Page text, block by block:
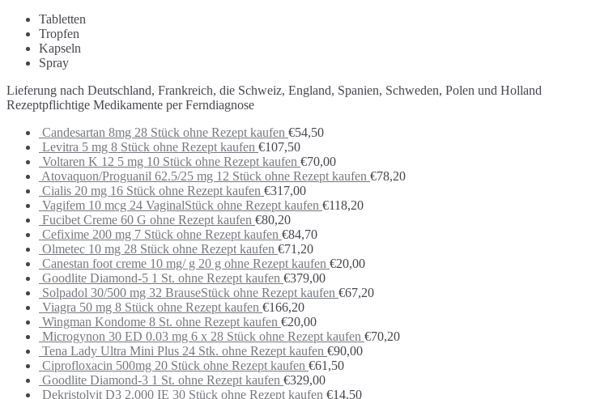
Tabletten
Tropfen
Kapseln
Spray
Lieferung nach Deutschland, Frankreich, die Schweiz, England, Spanien, Schweden, Polen und Holland
Rezeptpflichtige Medikamente per Ferndiagnose
Candesartan 8mg 28 Stück ohne Rezept kaufen €54,50
Levitra 5 mg 8 Stück ohne Rezept kaufen €107,50
Voltaren K 12 5 mg 10 Stück ohne Rezept kaufen €70,00
Atovaquon/Proguanil 62.5/25 mg 12 Stück ohne Rezept kaufen €78,20
Cialis 20 mg 16 Stück ohne Rezept kaufen €317,00
Vagifem 10 mcg 24 VaginalStück ohne Rezept kaufen €118,20
Fucibet Creme 60 G ohne Rezept kaufen €80,20
Cefixime 200 mg 7 Stück ohne Rezept kaufen €84,70
Olmetec 10 mg 28 Stück ohne Rezept kaufen €71,20
Canestan foot creme 10 mg/ g 20 g ohne Rezept kaufen €20,00
Goodlite Diamond-5 1 St. ohne Rezept kaufen €379,00
Solpadol 30/500 mg 32 BrauseStück ohne Rezept kaufen €67,20
Viagra 50 mg 8 Stück ohne Rezept kaufen €166,20
Wingman Kondome 8 St. ohne Rezept kaufen €20,00
Microgynon 30 ED 0.03 mg 6 x 28 Stück ohne Rezept kaufen €70,20
Tena Lady Ultra Mini Plus 24 Stk. ohne Rezept kaufen €90,00
Ciprofloxacin 500mg 20 Stück ohne Rezept kaufen €61,50
Goodlite Diamond-3 1 St. ohne Rezept kaufen €329,00
Dekristolvit D3 2.000 IE 30 Stück ohne Rezept kaufen €14,50